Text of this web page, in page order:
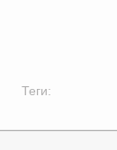
Теги: